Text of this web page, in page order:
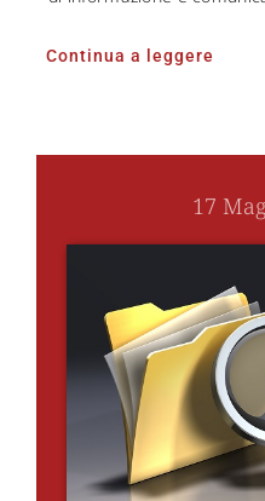
Continua a leggere
17